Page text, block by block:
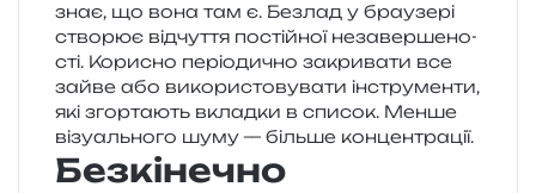
знає, що вона там є. Безлад у бра­у­зе­рі
ство­рює від­чу­т­тя постій­ної неза­вер­ше­но­
сті. Корисно пері­о­ди­чно закри­ва­ти все
зайве або вико­ри­сто­ву­ва­ти інстру­мен­ти,
які згор­та­ють вклад­ки в спи­сок. Менше
візу­аль­но­го шуму — біль­ше концентрації.
Безкінечно